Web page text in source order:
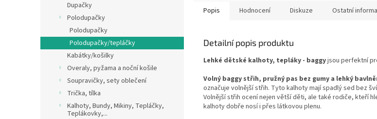
Dupačky
Polodupačky
Polodupačky
Polodupačky/tepláčky
Kabátky/košilky
Overaly, pyžama a noční košile
Soupravičky, sety oblečení
Trička, tílka
Kalhoty, Bundy, Mikiny, Tepláčky,
Teplákovky,...
Popis Hodnocení Diskuze Ostatní
Detailní popis produktu
Lehké dětské kalhoty, tepláky - baggyjsou perfektní
Volný baggy střih, pružný pas bez gumy a lehký
označuje volnější střih. Tyto kalhoty mají spadlý sed bez
Volnější střih ocení nejen větší děti, ale také rodiče, kteří
kalhoty dobře nosí i přes látkovou plenu.